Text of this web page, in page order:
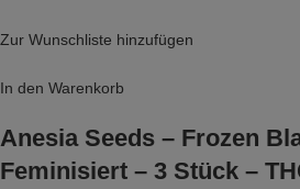
Zur Wunschliste hinzufügen
In den Warenkorb
Anesia Seeds – Frozen
Feminisiert – 3 Stück –